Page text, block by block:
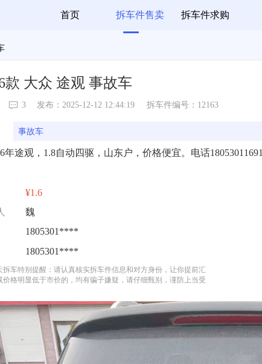
首页 拆车件售卖 拆车件求购
款 大众 途观 事故车
3 发布：2025-12-12 12:44:19 拆车件编号：12163
事故车
年途观，1.8自动四驱，山东户，价格便宜。电话18053011691
¥1.6
魏
1805301****
1805301****
拆车特别提醒：请认真核实拆车件信息和对方身份，让你提前汇
价格明显低于市价的，均有骗子嫌疑，请仔细甄别，谨防上当受